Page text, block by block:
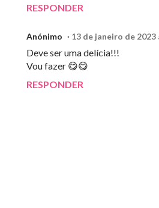
RESPONDER
Anónimo 13 de janeiro de 2023
Deve ser uma delícia!!!
Vou fazer 😋😋
RESPONDER